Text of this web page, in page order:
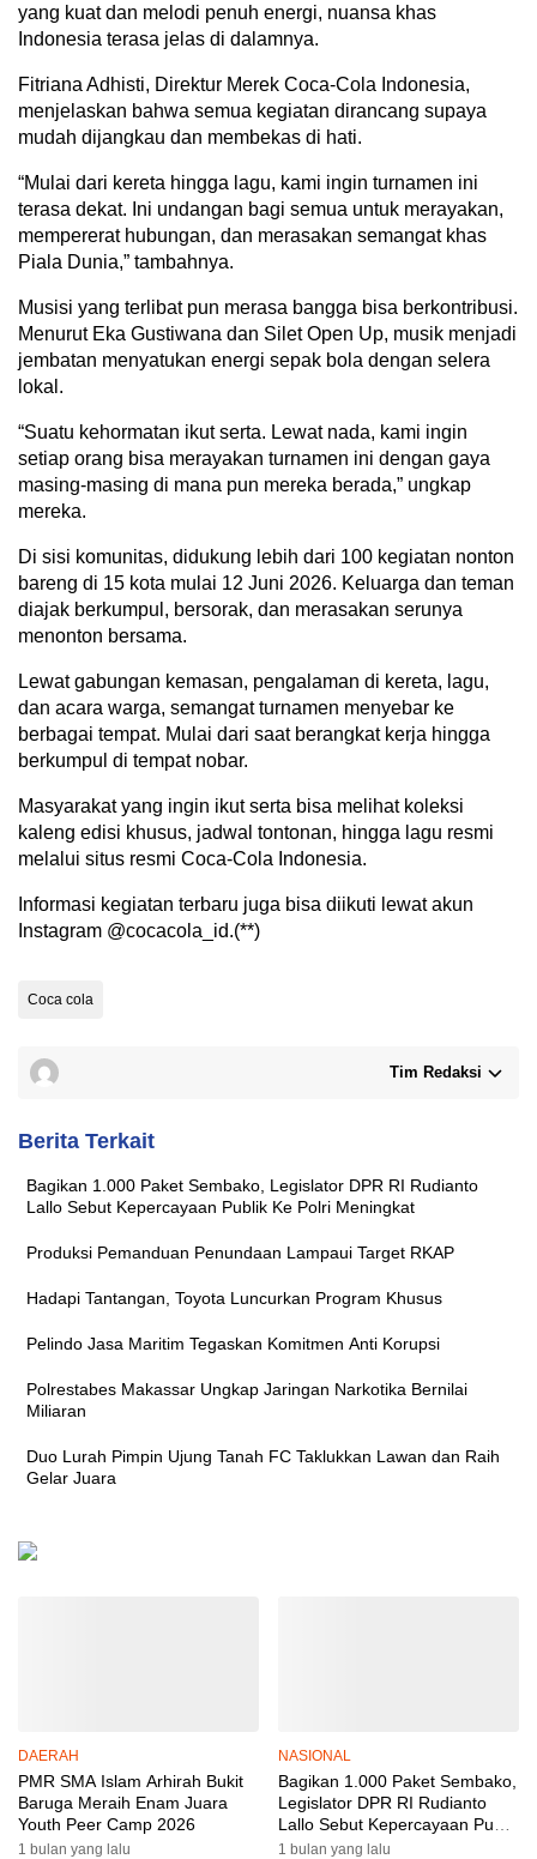
yang kuat dan melodi penuh energi, nuansa khas
Indonesia terasa jelas di dalamnya.
Fitriana Adhisti, Direktur Merek Coca‑Cola Indonesia,
menjelaskan bahwa semua kegiatan dirancang supaya
mudah dijangkau dan membekas di hati.
“Mulai dari kereta hingga lagu, kami ingin turnamen ini
terasa dekat. Ini undangan bagi semua untuk merayakan,
mempererat hubungan, dan merasakan semangat khas
Piala Dunia,” tambahnya.
Musisi yang terlibat pun merasa bangga bisa berkontribusi.
Menurut Eka Gustiwana dan Silet Open Up, musik menjadi
jembatan menyatukan energi sepak bola dengan selera
lokal.
“Suatu kehormatan ikut serta. Lewat nada, kami ingin
setiap orang bisa merayakan turnamen ini dengan gaya
masing‑masing di mana pun mereka berada,” ungkap
mereka.
Di sisi komunitas, didukung lebih dari 100 kegiatan nonton
bareng di 15 kota mulai 12 Juni 2026. Keluarga dan teman
diajak berkumpul, bersorak, dan merasakan serunya
menonton bersama.
Lewat gabungan kemasan, pengalaman di kereta, lagu,
dan acara warga, semangat turnamen menyebar ke
berbagai tempat. Mulai dari saat berangkat kerja hingga
berkumpul di tempat nobar.
Masyarakat yang ingin ikut serta bisa melihat koleksi
kaleng edisi khusus, jadwal tontonan, hingga lagu resmi
melalui situs resmi Coca‑Cola Indonesia.
Informasi kegiatan terbaru juga bisa diikuti lewat akun
Instagram @cocacola_id.(**)
Coca cola
Tim Redaksi
Berita Terkait
Bagikan 1.000 Paket Sembako, Legislator DPR RI Rudianto
Lallo Sebut Kepercayaan Publik Ke Polri Meningkat
Produksi Pemanduan Penundaan Lampaui Target RKAP
Hadapi Tantangan, Toyota Luncurkan Program Khusus
Pelindo Jasa Maritim Tegaskan Komitmen Anti Korupsi
Polrestabes Makassar Ungkap Jaringan Narkotika Bernilai
Miliaran
Duo Lurah Pimpin Ujung Tanah FC Taklukkan Lawan dan Raih
Gelar Juara
DAERAH
PMR SMA Islam Arhirah Bukit
Baruga Meraih Enam Juara
Youth Peer Camp 2026
1 bulan yang lalu
NASIONAL
Bagikan 1.000 Paket Sembako,
Legislator DPR RI Rudianto
Lallo Sebut Kepercayaan Publik
Ke Polri Meningkat
1 bulan yang lalu